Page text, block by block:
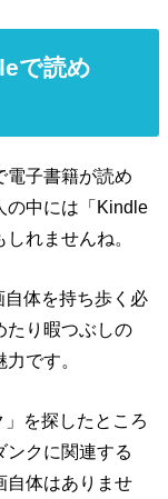
で読め
電子書籍が読め
の中には「Kindle
れませんね。
体を持ち歩く必
たり暇つぶしの
です。
を探したところ
ンクに関連する
自体はありませ